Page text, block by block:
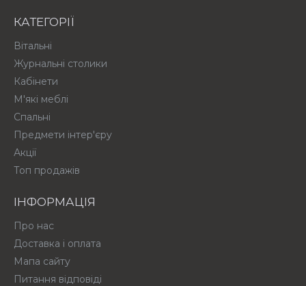
КАТЕГОРІЇ
Вітальні
Журнальні столики
Кабінети
М'які меблі
Спальні
Предмети інтер'єру
Акції
Топ продажів
ІНФОРМАЦІЯ
Про нас
Доставка і оплата
Мапа сайту
Питання відповіді